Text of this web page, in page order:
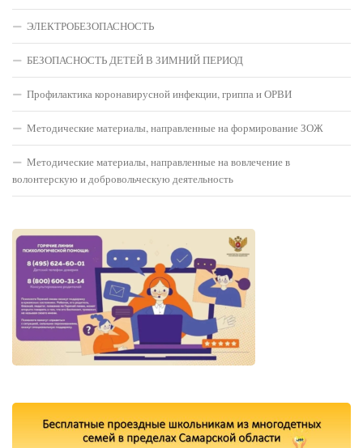
ЭЛЕКТРОБЕЗОПАСНОСТЬ
БЕЗОПАСНОСТЬ ДЕТЕЙ В ЗИМНИЙ ПЕРИОД
Профилактика коронавирусной инфекции, гриппа и ОРВИ
Методические материалы, направленные на формирование ЗОЖ
Методические материалы, направленные на вовлечение в
волонтерскую и добровольческую деятельность